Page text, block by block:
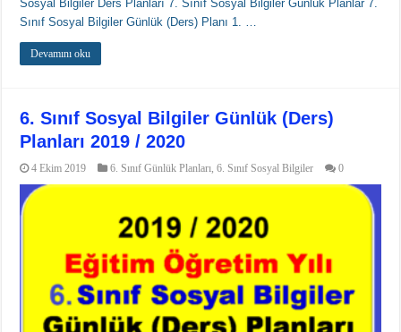
Sosyal Bilgiler Ders Planları 7. Sınıf Sosyal Bilgiler Günlük Planlar 7.
Sınıf Sosyal Bilgiler Günlük (Ders) Planı 1. …
Devamını oku
6. Sınıf Sosyal Bilgiler Günlük (Ders)
Planları 2019 / 2020
4 Ekim 2019 6. Sınıf Günlük Planları,6. Sınıf Sosyal Bilgiler 0